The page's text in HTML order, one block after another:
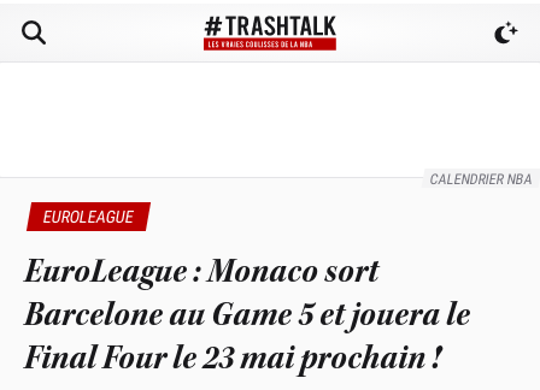
CALENDRIER NBA
EUROLEAGUE
EuroLeague : Monaco sort
Barcelone au Game 5 et jouera le
Final Four le 23 mai prochain !